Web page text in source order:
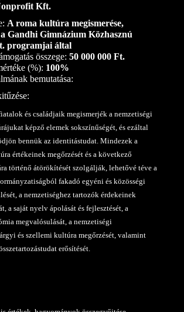
Kft.
A roma kultúra megismerése,
Gandhi Gimnázium Közhasznú
programjai által
összege: 50 000 000 Ft.
(%): 100%
bemutatása:
és családjaik megismerjék a nemzetiségi
képző elemek sokszínűségét, és ezáltal
bennük az identitástudat. Mindezek a
értékeinek megőrzését és a következő
történő átörökítését szolgálják, lehetővé téve a
fakadó egyéni és közösségi
a nemzetiséghez tartozók érdekeinek
a saját nyelv ápolását és fejlesztését, a
megvalósulását, a nemzetiségi
és szellemi kultúra megőrzését, valamint
erősítését.